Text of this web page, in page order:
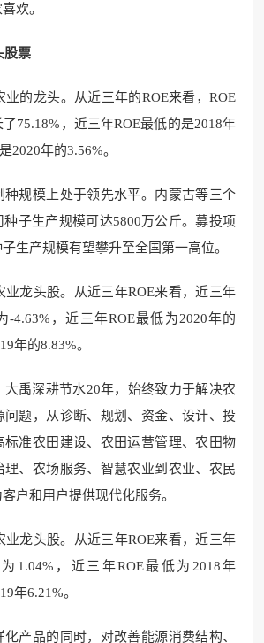
欢。
股票
业的龙头。从近三年的ROE来看，ROE
75.18%，近三年ROE最低的是2018年
2020年的3.56%。
种规模上处于领先水平。内蒙古等三个
子生产规模可达5800万公斤。募投项
生产规模有望攀升至全国第一高位。
业龙头股。从近三年ROE来看，近三年
-4.63%，近三年ROE最低为2020年的
年的8.83%。
大禹深耕节水20年，始终致力于解决农
问题，从诊断、规划、资金、设计、投
标准农田建设、农田运营管理、农田物
理、农场服务、智慧农业到农业、农民
户和用户提供现代化服务。
业龙头股。从近三年ROE来看，近三年
1.04%，近三年ROE最低为2018年
年6.21%。
产品的同时，对改善能源消费结构、